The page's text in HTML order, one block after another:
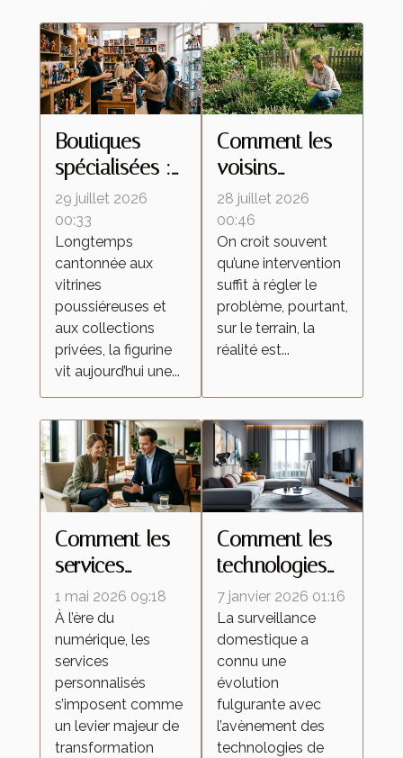
Boutiques
spécialisées :
ces lieux
d’échanges
qui
transforment la
culture de la
figurine
29 juillet 2026
00:33
Longtemps
cantonnée aux
vitrines
poussiéreuses et
aux collections
privées, la figurine
vit aujourd’hui une...
Comment les
voisins
influencent le
retour des
insectes
malgré une
intervention
locale
28 juillet 2026
00:46
On croit souvent
qu’une intervention
suffit à régler le
problème, pourtant,
sur le terrain, la
réalité est...
Comment les
services
personnalisés
redéfinissent
les attentes
dans l'industrie
1 mai 2026 09:18
À l’ère du
numérique, les
services
personnalisés
s’imposent comme
un levier majeur de
transformation
Comment les
technologies
de caméras
espion
transforment la
surveillance
domestique ?
7 janvier 2026 01:16
La surveillance
domestique a
connu une
évolution
fulgurante avec
l’avènement des
technologies de